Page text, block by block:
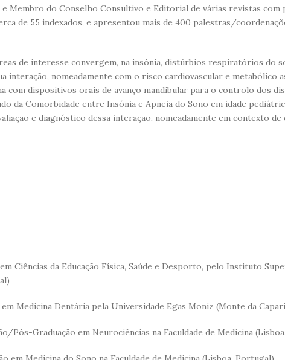
Membro do Conselho Consultivo e Editorial de várias revistas com
de 55 indexados, e apresentou mais de 400 palestras/
de interesse convergem, na insónia, distúrbios respiratórios do
interação, nomeadamente com o risco cardiovascular e metabólico
com dispositivos orais de avanço mandibular para o controlo dos
da Comorbidade entre Insónia e Apneia do Sono em idade
e diagnóstico dessa interação, nomeadamente em contexto
Ciências da Educação Física, Saúde e Desporto, pelo Instituto
Medicina Dentária pela Universidade Egas Moniz (Monte da
Pós-Graduação em Neurociências na Faculdade de Medicina